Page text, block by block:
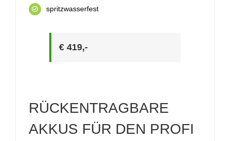
spritzwasserfest
€ 419,-
RÜCKENTRAGBARE
AKKUS FÜR DEN PROFI